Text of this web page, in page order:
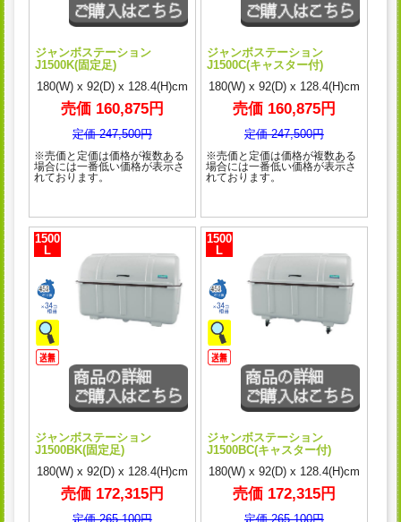
ジャンボステーション
J1500K(固定足)
180(W) x 92(D) x 128.4(H)cm
売価 160,875円
定価 247,500円
※売価と定価は価格が複数ある
場合には一番低い価格が表示さ
れております。
ジャンボステーション
J1500C(キャスター付)
180(W) x 92(D) x 128.4(H)cm
売価 160,875円
定価 247,500円
※売価と定価は価格が複数ある
場合には一番低い価格が表示さ
れております。
1500
L
ジャンボステーション
J1500BK(固定足)
180(W) x 92(D) x 128.4(H)cm
売価 172,315円
定価 265,100円
1500
L
ジャンボステーション
J1500BC(キャスター付)
180(W) x 92(D) x 128.4(H)cm
売価 172,315円
定価 265,100円